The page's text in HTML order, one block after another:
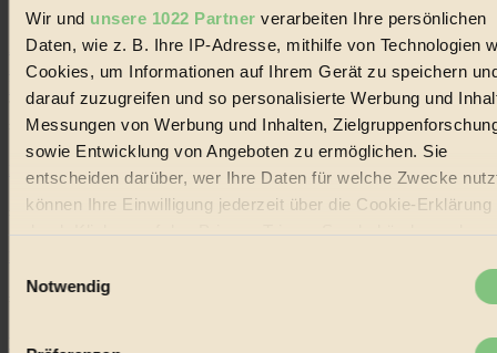
Wir und unsere 1022 Partner verarbeiten Ihre persönlichen
Daten, wie z. B. Ihre IP-Adresse, mithilfe von Technologien
Cookies, um Informationen auf Ihrem Gerät zu speichern
darauf zuzugreifen und so personalisierte Werbung und
Messungen von Werbung und Inhalten,
sowie Entwicklung von Angeboten zu ermöglichen. Sie
entscheiden darüber, wer Ihre Daten für welche Zwecke
können Ihre Einwilligung jederzeit über die Cookie-Erklärung
durch Klicken auf das Privacy Trigger Symbol ändern oder
Informationen über Ihre geografische Lage erfassen,
Notwendig
Social Media
22.601 Fans auf Facebook
3.415 Follower auf Twitter
Themen